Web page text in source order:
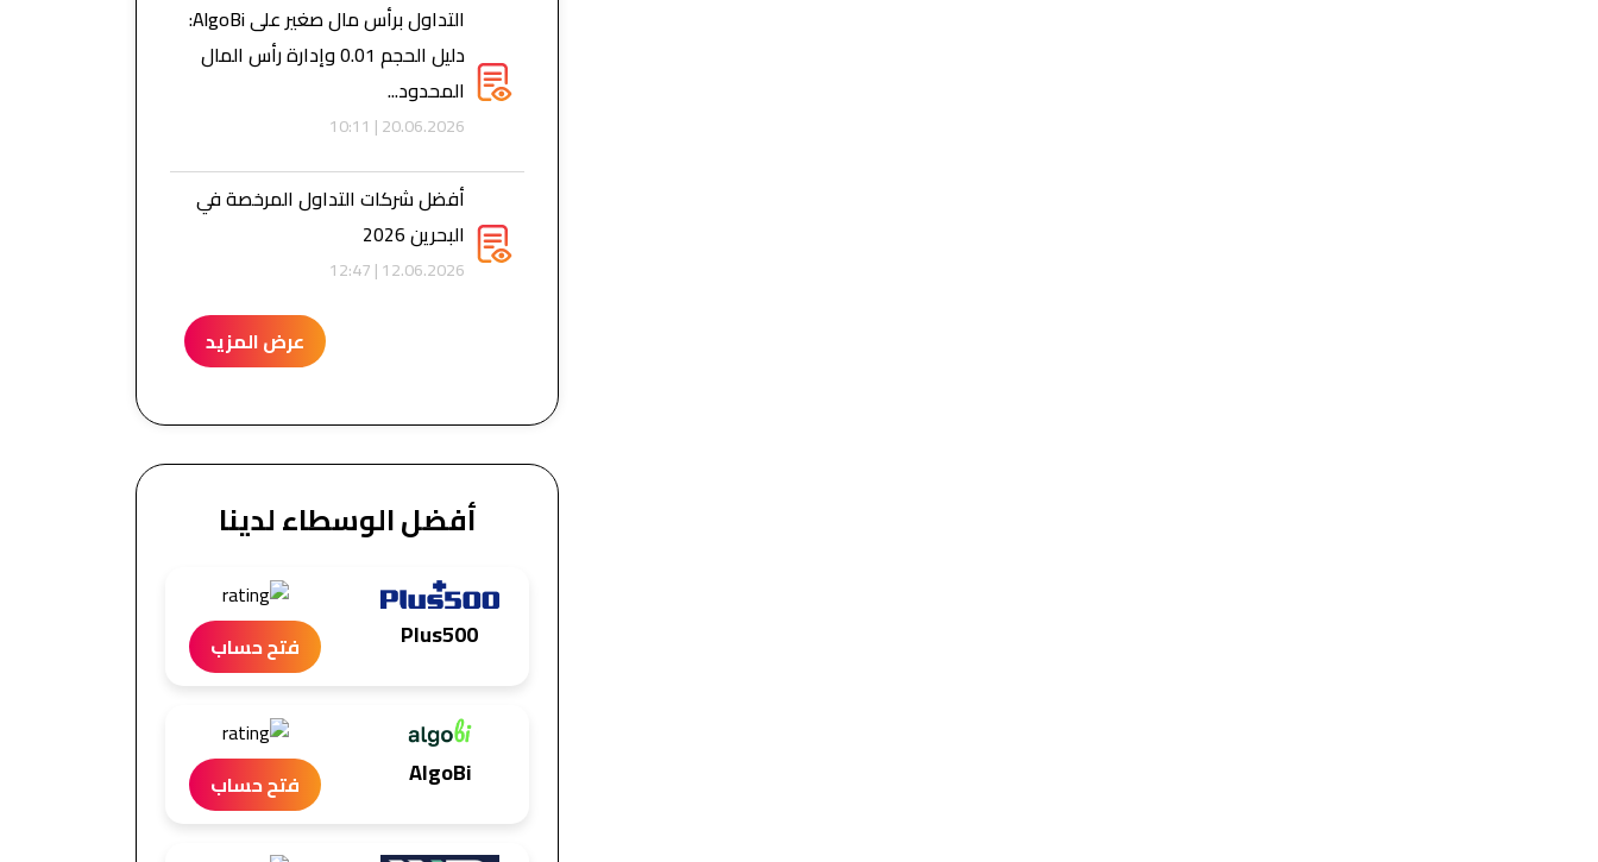
التداول برأس مال صغير على AlgoBi:
دليل الحجم 0.01 وإدارة رأس المال
المحدود...
20.06.2026 | 10:11
أفضل شركات التداول المرخصة في
البحرين 2026
12.06.2026 | 12:47
عرض المزيد
أفضل الوسطاء لدينا
Plus500 فتح حساب
AlgoBi فتح حساب